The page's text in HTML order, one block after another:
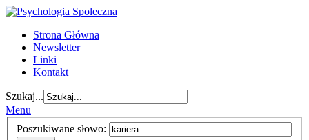
Strona Główna
Newsletter
Linki
Kontakt
Szukaj...
Menu
Poszukiwane słowo: